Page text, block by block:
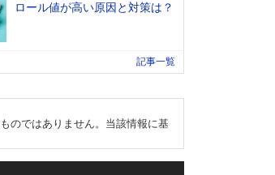
ロール値が高い原因と対策は？
記事一覧
のではありません。当該情報に基